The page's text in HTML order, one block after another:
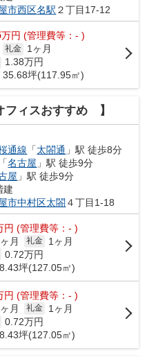
市西区名駅 ２丁目17-12
万円 (管理費等：- )
礼金 1ヶ月
1.38万円
35.68坪(117.95㎡)
ィスおすすめ 】
通線 「太閤通 」駅 徒歩8分
「名古屋 」駅 徒歩9分
屋 」駅 徒歩9分
建
市中村区太閤 ４丁目1-18
円 (管理費等：- )
月 礼金 1ヶ月
0.72万円
坪(127.05㎡)
円 (管理費等：- )
月 礼金 1ヶ月
0.72万円
坪(127.05㎡)